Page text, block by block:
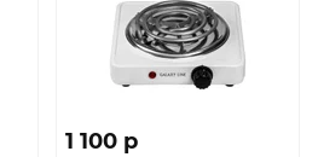
1 100 p